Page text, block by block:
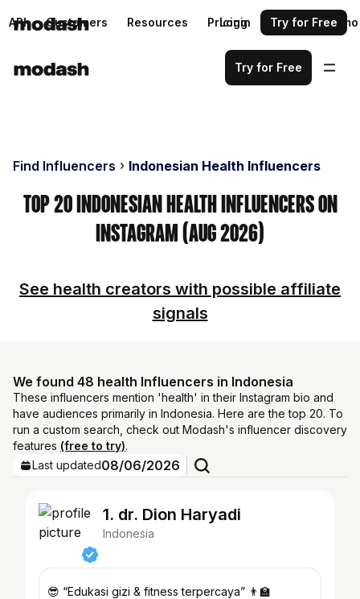
API Customers Resources Pricing Request a demo
Login Try for Free
Try for Free
Find Influencers Indonesian Health Influencers
Top 20 Indonesian Health Influencers on
Instagram (Aug 2026)
See health creators with possible affiliate
signals
We found 48 health Influencers in Indonesia
These influencers mention 'health' in their Instagram bio and
have audiences primarily in Indonesia. Here are the top 20. To
run a custom search, check out Modash's influencer discovery
features (free to try).
Last updated08/06/2026
1. dr. Dion Haryadi
Indonesia
😎 “Edukasi gizi & fitness terpercaya” 👨‍🏫